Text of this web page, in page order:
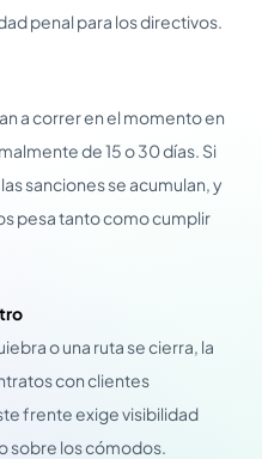
penal para los directivos.
a correr en el momento en
de 15 o 30 días. Si
sanciones se acumulan, y
pesa tanto como cumplir
o una ruta se cierra, la
con clientes
frente exige visibilidad
sobre los cómodos.